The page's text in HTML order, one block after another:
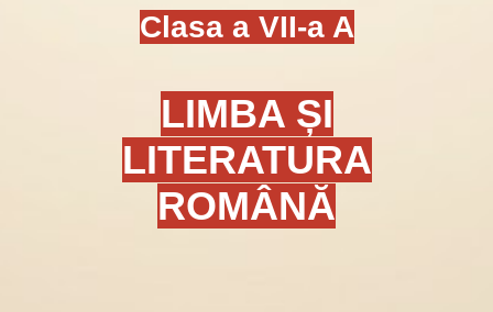
Clasa a VII-a A
LIMBA ȘI
LITERATURA
ROMÂNĂ